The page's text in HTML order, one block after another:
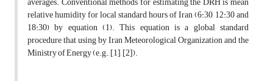
relative humidity for local standard hours of Iran (6:30, 12:30 and
18:30) by equation (1). This equation is a global standard
procedure that using by Iran Meteorological Organization and the
Ministry of Energy (e.g., [1], [2]).